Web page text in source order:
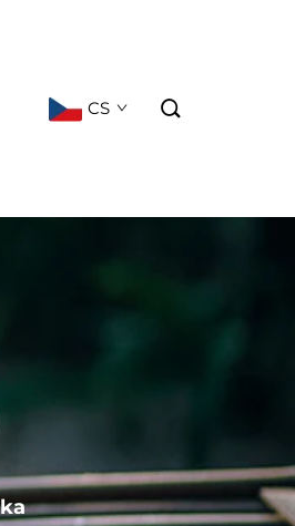
CS
Kotva s provázkem